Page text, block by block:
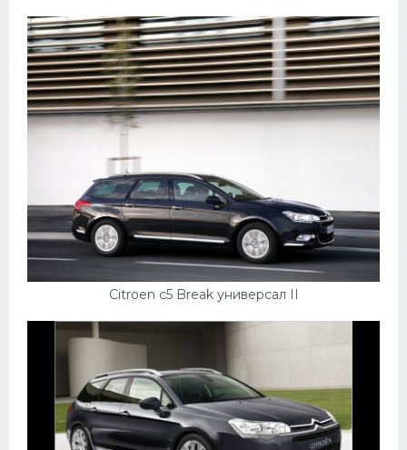
Citroen c5 Break универсал II